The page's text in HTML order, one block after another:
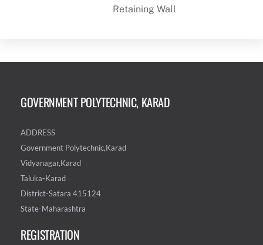
Retaining Wall
GOVERNMENT POLYTECHNIC, KARAD
ADDRESS
Government Polytechnic,Karad
Vidyanagar,Karad
Taluka-Karad
District-Satara 415124
State-Maharashtra
REGISTRATION